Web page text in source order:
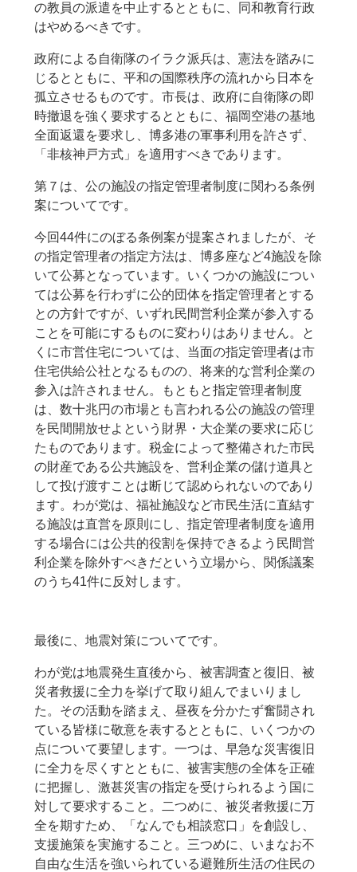
の教員の派遣を中止するとともに、同和教育行政
はやめるべきです。
政府による自衛隊のイラク派兵は、憲法を踏みに
じるとともに、平和の国際秩序の流れから日本を
孤立させるものです。市長は、政府に自衛隊の即
時撤退を強く要求するとともに、福岡空港の基地
全面返還を要求し、博多港の軍事利用を許さず、
「非核神戸方式」を適用すべきであります。
第７は、公の施設の指定管理者制度に関わる条例
案についてです。
今回44件にのぼる条例案が提案されましたが、そ
の指定管理者の指定方法は、博多座など4施設を除
いて公募となっています。いくつかの施設につい
ては公募を行わずに公的団体を指定管理者とする
との方針ですが、いずれ民間営利企業が参入する
ことを可能にするものに変わりはありません。と
くに市営住宅については、当面の指定管理者は市
住宅供給公社となるものの、将来的な営利企業の
参入は許されません。もともと指定管理者制度
は、数十兆円の市場とも言われる公の施設の管理
を民間開放せよという財界・大企業の要求に応じ
たものであります。税金によって整備された市民
の財産である公共施設を、営利企業の儲け道具と
して投げ渡すことは断じて認められないのであり
ます。わが党は、福祉施設など市民生活に直結す
る施設は直営を原則にし、指定管理者制度を適用
する場合には公共的役割を保持できるよう民間営
利企業を除外すべきだという立場から、関係議案
のうち41件に反対します。
最後に、地震対策についてです。
わが党は地震発生直後から、被害調査と復旧、被
災者救援に全力を挙げて取り組んでまいりまし
た。その活動を踏まえ、昼夜を分かたず奮闘され
ている皆様に敬意を表するとともに、いくつかの
点について要望します。一つは、早急な災害復旧
に全力を尽くすとともに、被害実態の全体を正確
に把握し、激甚災害の指定を受けられるよう国に
対して要求すること。二つめに、被災者救援に万
全を期すため、「なんでも相談窓口」を創設し、
支援施策を実施すること。三つめに、いまなお不
自由な生活を強いられている避難所生活の住民の